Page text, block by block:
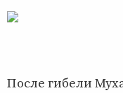
После гибели